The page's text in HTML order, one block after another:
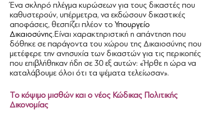
Ένα σκληρό πλέγμα κυρώσεων για τους δικαστές που
καθυστερούν, υπέρμετρα, να εκδώσουν δικαστικές
αποφάσεις, θεσπίζει πλέον το Υπουργείο
Δικαιοσύνης.Είναι χαρακτηριστική η απάντηση που
δόθηκε σε παράγοντα του χώρου της Δικαιοσύνης που
μετέφερε την ανησυχία των δικαστών για τις περικοπές
που επιβλήθηκαν ήδη σε 30 εξ αυτών: «Ήρθε η ώρα να
καταλάβουμε όλοι ότι τα ψέματα τελείωσαν».
Το κόψιμο μισθών και ο νέος Κώδικας Πολιτικής
Δικονομίας